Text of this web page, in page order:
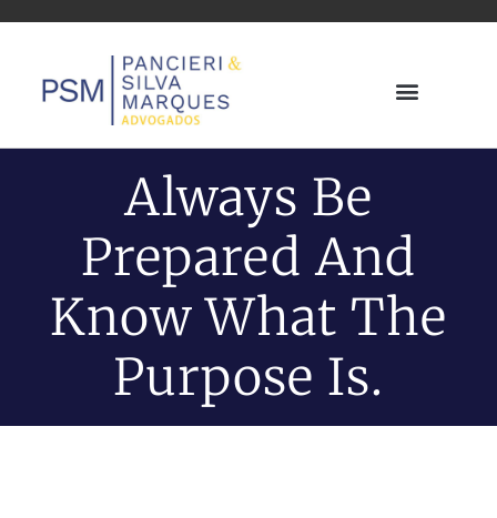
Always Be
Prepared And
Know What The
Purpose Is.